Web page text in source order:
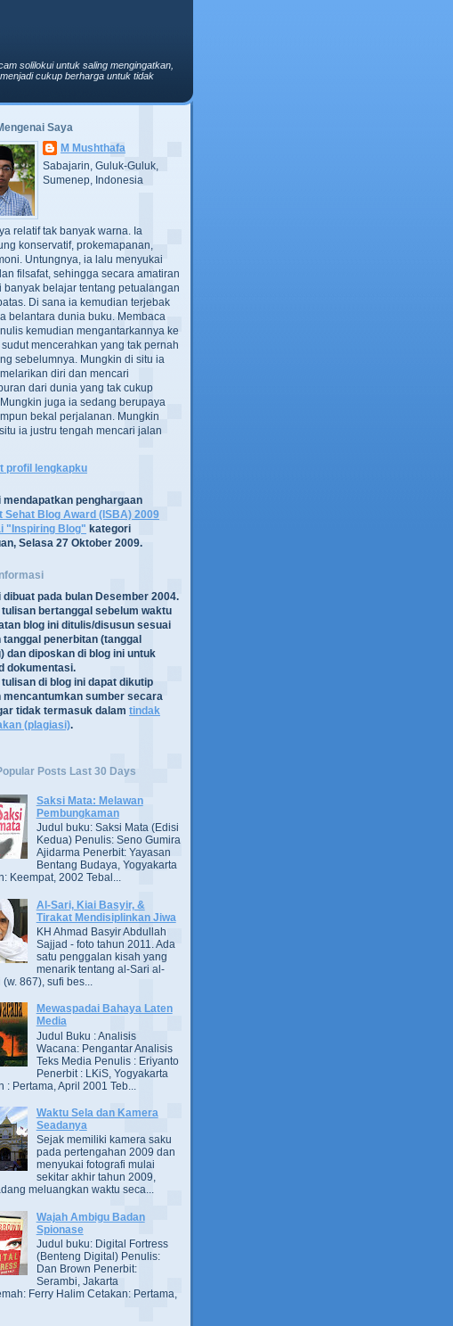
solilokui untuk saling mengingatkan,
cukup berharga untuk tidak
Saya
M Mushthafa
Sabajarin, Guluk-Guluk,
Sumenep, Indonesia
relatif tak banyak warna. Ia
konservatif, prokemapanan,
Untungnya, ia lalu menyukai
filsafat, sehingga secara amatiran
banyak belajar tentang petualangan
Di sana ia kemudian terjebak
belantara dunia buku. Membaca
kemudian mengantarkannya ke
mencerahkan yang tak pernah
sebelumnya. Mungkin di situ ia
diri dan mencari
dari dunia yang tak cukup
juga ia sedang berupaya
bekal perjalanan. Mungkin
ia justru tengah mencari jalan
profil lengkapku
mendapatkan penghargaan
Sehat Blog Award (ISBA) 2009
"Inspiring Blog" kategori
Selasa 27 Oktober 2009.
Informasi
dibuat pada bulan Desember 2004.
tulisan bertanggal sebelum waktu
blog ini ditulis/disusun sesuai
tanggal penerbitan (tanggal
dan diposkan di blog ini untuk
dokumentasi.
tulisan di blog ini dapat dikutip
mencantumkan sumber secara
tidak termasuk dalam tindak
(plagiasi).
Posts Last 30 Days
Saksi Mata: Melawan
Pembungkaman
Judul buku: Saksi Mata (Edisi
Kedua) Penulis: Seno Gumira
Ajidarma Penerbit: Yayasan
Bentang Budaya, Yogyakarta
Keempat, 2002 Tebal...
Al-Sari, Kiai Basyir, &
Tirakat Mendisiplinkan Jiwa
KH Ahmad Basyir Abdullah
Sajjad - foto tahun 2011. Ada
satu penggalan kisah yang
menarik tentang al-Sari al-
867), sufi bes...
Mewaspadai Bahaya Laten
Media
Judul Buku : Analisis
Wacana: Pengantar Analisis
Teks Media Penulis : Eriyanto
Penerbit : LKiS, Yogyakarta
: Pertama, April 2001 Teb...
Waktu Sela dan Kamera
Seadanya
Sejak memiliki kamera saku
pada pertengahan 2009 dan
menyukai fotografi mulai
sekitar akhir tahun 2009,
meluangkan waktu seca...
Wajah Ambigu Badan
Spionase
Judul buku: Digital Fortress
(Benteng Digital) Penulis:
Dan Brown Penerbit:
Serambi, Jakarta
Ferry Halim Cetakan: Pertama,